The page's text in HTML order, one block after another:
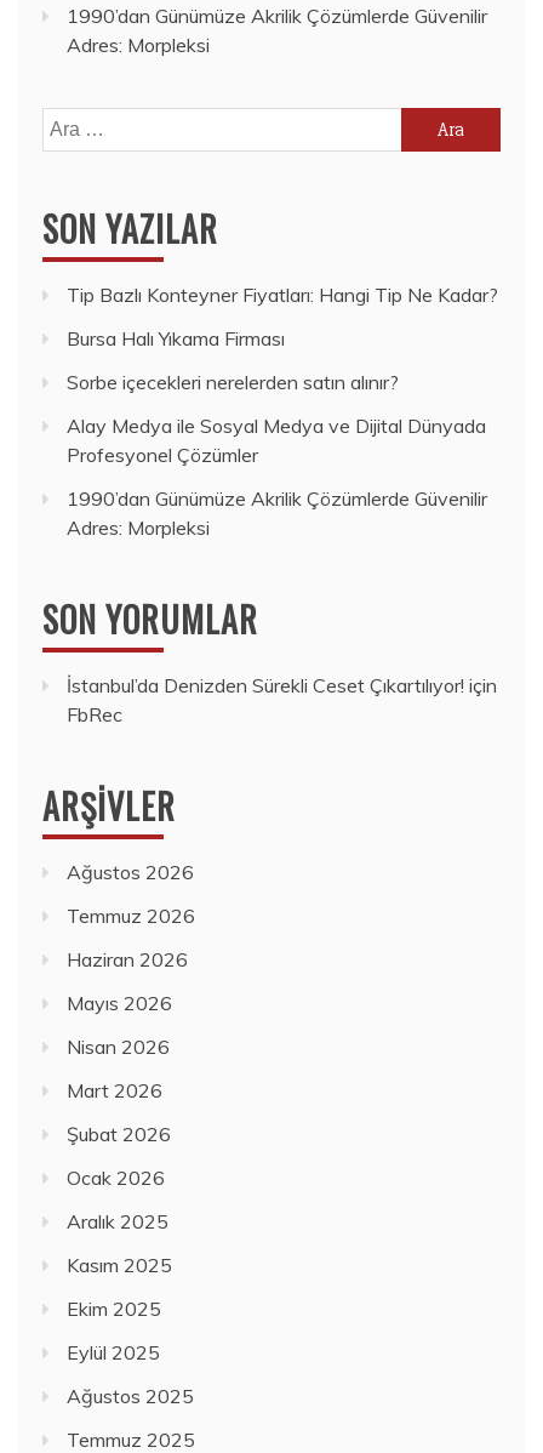
1990’dan Günümüze Akrilik Çözümlerde Güvenilir
Adres: Morpleksi
Arama:
SON YAZILAR
Tip Bazlı Konteyner Fiyatları: Hangi Tip Ne Kadar?
Bursa Halı Yıkama Firması
Sorbe içecekleri nerelerden satın alınır?
Alay Medya ile Sosyal Medya ve Dijital Dünyada
Profesyonel Çözümler
1990’dan Günümüze Akrilik Çözümlerde Güvenilir
Adres: Morpleksi
SON YORUMLAR
İstanbul’da Denizden Sürekli Ceset Çıkartılıyor! için
FbRec
ARŞIVLER
Ağustos 2026
Temmuz 2026
Haziran 2026
Mayıs 2026
Nisan 2026
Mart 2026
Şubat 2026
Ocak 2026
Aralık 2025
Kasım 2025
Ekim 2025
Eylül 2025
Ağustos 2025
Temmuz 2025